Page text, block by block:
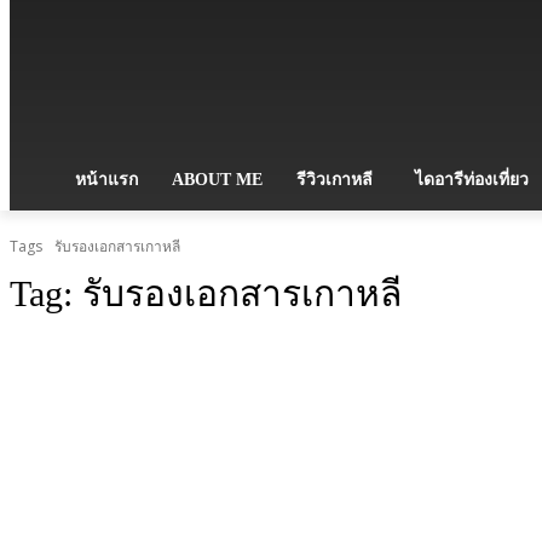
หน้าแรก ABOUT ME รีวิวเกาหลี ไดอารีท่องเที่ยว
Tags รับรองเอกสารเกาหลี
Tag: รับรองเอกสารเกาหลี